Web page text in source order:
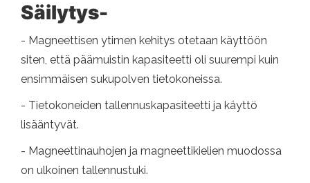
Säilytys-
- Magneettisen ytimen kehitys otetaan käyttöön
siten, että päämuistin kapasiteetti oli suurempi kuin
ensimmäisen sukupolven tietokoneissa.
- Tietokoneiden tallennuskapasiteetti ja käyttö
lisääntyvät.
- Magneettinauhojen ja magneettikielien muodossa
on ulkoinen tallennustuki.